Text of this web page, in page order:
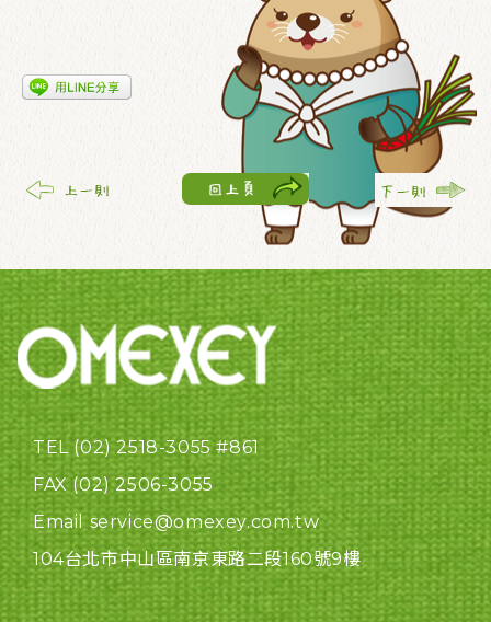
TEL (02) 2518-3055 #861
FAX (02) 2506-3055
Email service@omexey.com.tw
104台北市中山區南京東路二段160號9樓